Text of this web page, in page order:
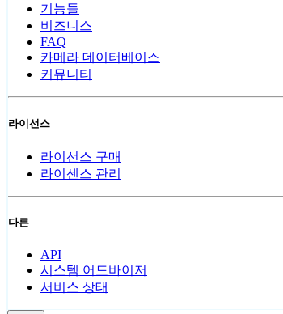
기능들
비즈니스
FAQ
카메라 데이터베이스
커뮤니티
라이선스
라이선스 구매
라이센스 관리
다른
API
시스템 어드바이저
서비스 상태